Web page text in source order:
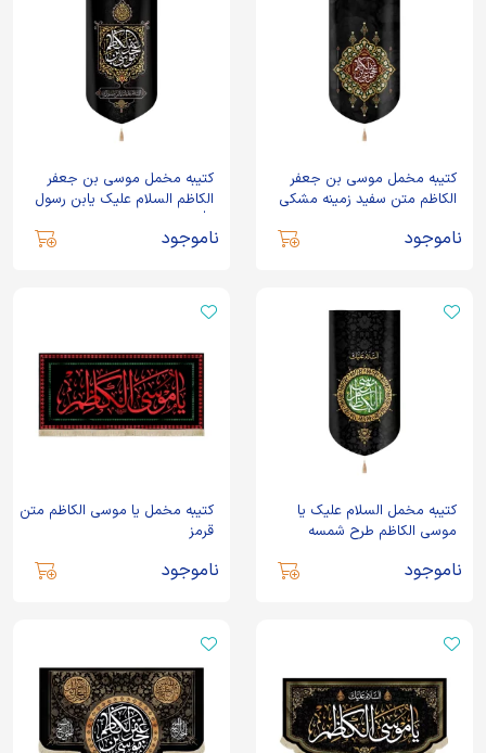
کتیبه مخمل موسی بن جعفر
الکاظم متن سفید زمینه مشکی
ناموجود
کتیبه مخمل موسی بن جعفر
الکاظم السلام علیک یابن رسول
ناموجود
کتیبه مخمل السلام علیک یا
موسی الکاظم طرح شمسه
ناموجود
کتیبه مخمل یا موسی الکاظم متن
قرمز
ناموجود